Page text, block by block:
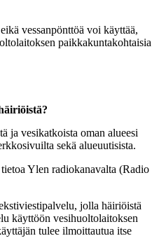
vessanpönttöä voi käyttää,
paikkakuntakohtaisia
ja vesikatkoista oman alueesi
sekä alueuutisista.
tietoa Ylen radiokanavalta (Radio
jolla häiriöistä
käyttöön vesihuoltolaitoksen
tulee ilmoittautua itse